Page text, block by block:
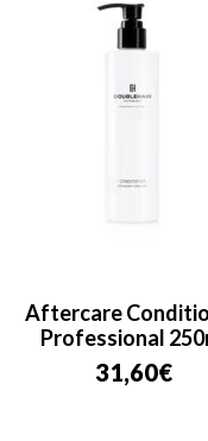
Aftercare
Professional
31,60€